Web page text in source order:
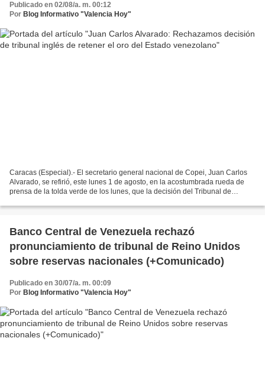
Publicado en 02/08/a. m. 00:12
Por Blog Informativo "Valencia Hoy"
Caracas (Especial).- El secretario general nacional de Copei, Juan Carlos
Alvarado, se refirió, este lunes 1 de agosto, en la acostumbrada rueda de
prensa de la tolda verde de los lunes, que la decisión del Tribunal de
Banco Central de Venezuela rechazó
pronunciamiento de tribunal de Reino Unidos
sobre reservas nacionales (+Comunicado)
Publicado en 30/07/a. m. 00:09
Por Blog Informativo "Valencia Hoy"